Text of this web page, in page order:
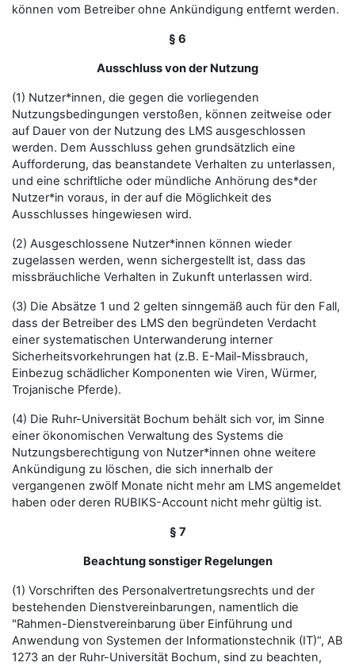
können vom Betreiber ohne Ankündigung entfernt werden.
§ 6
Ausschluss von der Nutzung
(1) Nutzer*innen, die gegen die vorliegenden
Nutzungsbedingungen verstoßen, können zeitweise oder
auf Dauer von der Nutzung des LMS ausgeschlossen
werden. Dem Ausschluss gehen grundsätzlich eine
Aufforderung, das beanstandete Verhalten zu unterlassen,
und eine schriftliche oder mündliche Anhörung des*der
Nutzer*in voraus, in der auf die Möglichkeit des
Ausschlusses hingewiesen wird.
(2) Ausgeschlossene Nutzer*innen können wieder
zugelassen werden, wenn sichergestellt ist, dass das
missbräuchliche Verhalten in Zukunft unterlassen wird.
(3) Die Absätze 1 und 2 gelten sinngemäß auch für den Fall,
dass der Betreiber des LMS den begründeten Verdacht
einer systematischen Unterwanderung interner
Sicherheitsvorkehrungen hat (z.B. E-Mail-Missbrauch,
Einbezug schädlicher Komponenten wie Viren, Würmer,
Trojanische Pferde).
(4) Die Ruhr-Universität Bochum behält sich vor, im Sinne
einer ökonomischen Verwaltung des Systems die
Nutzungsberechtigung von Nutzer*innen ohne weitere
Ankündigung zu löschen, die sich innerhalb der
vergangenen zwölf Monate nicht mehr am LMS angemeldet
haben oder deren RUBIKS-Account nicht mehr gültig ist.
§ 7
Beachtung sonstiger Regelungen
(1) Vorschriften des Personalvertretungsrechts und der
bestehenden Dienstvereinbarungen, namentlich die
"Rahmen-Dienstvereinbarung über Einführung und
Anwendung von Systemen der Informationstechnik (IT)“, AB
1273 an der Ruhr-Universität Bochum, sind zu beachten,